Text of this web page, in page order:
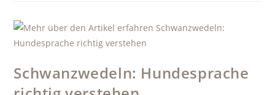
Schwanzwedeln: Hundesprache